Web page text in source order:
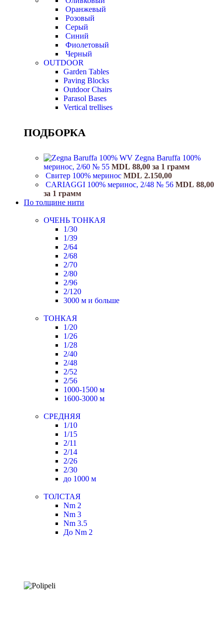
Оранжевый
Розовый
Серый
Синий
Фиолетовый
Черный
OUTDOOR
Garden Tables
Paving Blocks
Outdoor Chairs
Parasol Bases
Vertical trellises
ПОДБОРКА
Zegna Baruffa 100%
меринос, 2/60 № 55 MDL 88,00 за 1 грамм
Свитер 100% меринос MDL 2.150,00
CARIAGGI 100% меринос, 2/48 № 56 MDL 88,00
за 1 грамм
По толщине нити
ОЧЕНЬ ТОНКАЯ
1/30
1/39
2/64
2/68
2/70
2/80
2/96
2/120
3000 м и больше
ТОНКАЯ
1/20
1/26
1/28
2/40
2/48
2/52
2/56
1000-1500 м
1600-3000 м
СРЕДНЯЯ
1/10
1/15
2/11
2/14
2/26
2/30
до 1000 м
ТОЛСТАЯ
Nm 2
Nm 3
Nm 3.5
До Nm 2